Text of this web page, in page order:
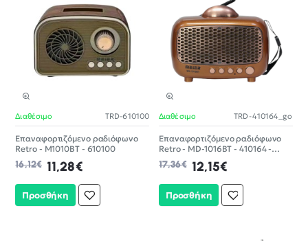
-30%
Διαθέσιμο TRD-610100
Επαναφορτιζόμενο ραδιόφωνο
Retro - M1010BT - 610100
11,28€
16,12€
Προσθήκη
-30%
Διαθέσιμο TRD-410164_go
Επαναφορτιζόμενο ραδιόφωνο
Retro - MD-1016BT - 410164 -
Gold
12,15€
17,36€
Προσθήκη